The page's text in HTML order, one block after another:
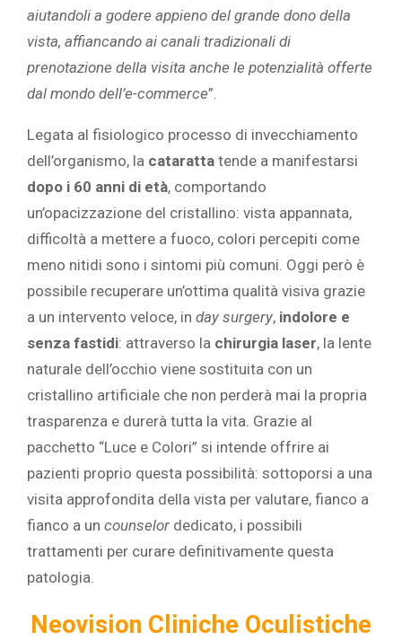
aiutandoli a godere appieno del grande dono della
vista, affiancando ai canali tradizionali di
prenotazione della visita anche le potenzialità offerte
dal mondo dell’e-commerce”.
Legata al fisiologico processo di invecchiamento
dell’organismo, la cataratta tende a manifestarsi
dopo i 60 anni di età, comportando
un’opacizzazione del cristallino: vista appannata,
difficoltà a mettere a fuoco, colori percepiti come
meno nitidi sono i sintomi più comuni. Oggi però è
possibile recuperare un’ottima qualità visiva grazie
a un intervento veloce, in day surgery, indolore e
senza fastidi: attraverso la chirurgia laser, la lente
naturale dell’occhio viene sostituita con un
cristallino artificiale che non perderà mai la propria
trasparenza e durerà tutta la vita. Grazie al
pacchetto “Luce e Colori” si intende offrire ai
pazienti proprio questa possibilità: sottoporsi a una
visita approfondita della vista per valutare, fianco a
fianco a un counselor dedicato, i possibili
trattamenti per curare definitivamente questa
patologia.
Neovision Cliniche Oculistiche